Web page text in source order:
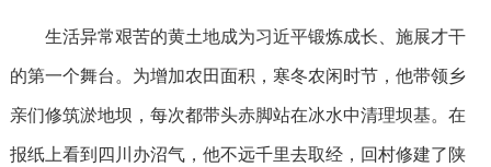
生活异常艰苦的黄土地成为习近平锻炼成长、施展才干
的第一个舞台。为增加农田面积，寒冬农闲时节，他带领乡
亲们修筑淤地坝，每次都带头赤脚站在冰水中清理坝基。在
报纸上看到四川办沼气，他不远千里去取经，回村修建了陕